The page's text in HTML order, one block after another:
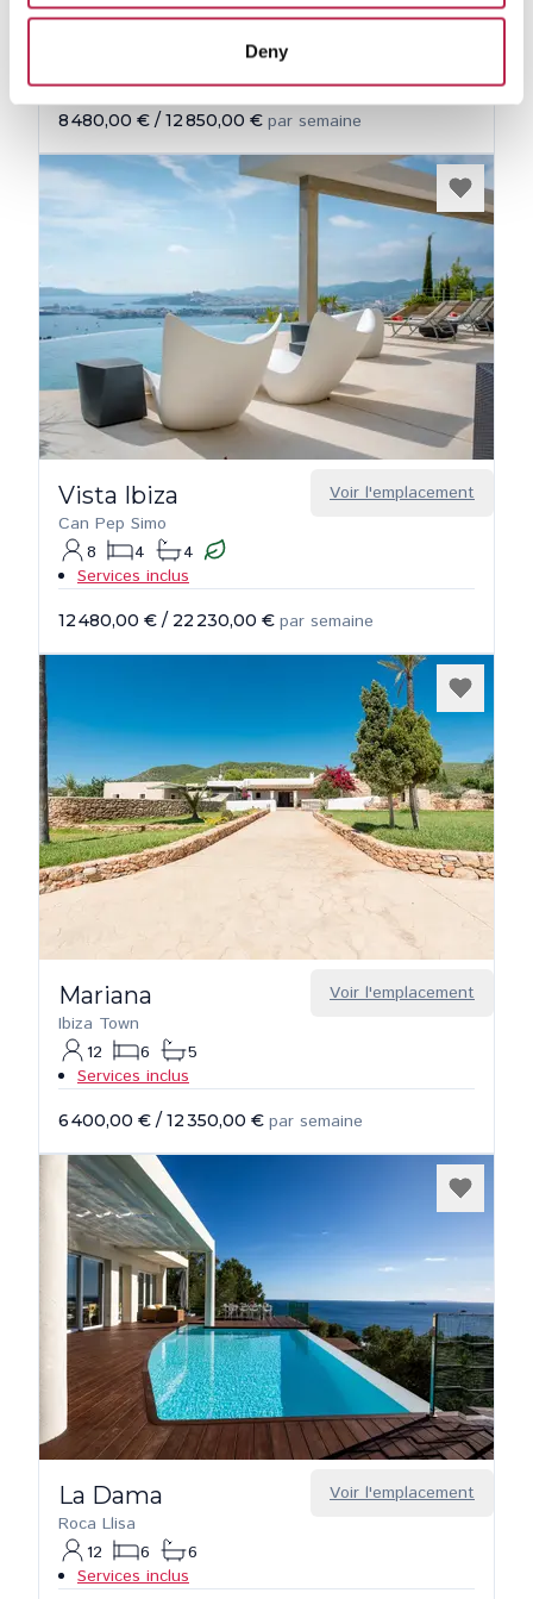
Deny
Voir l'emplacement
Casa Michel
8 480,00 € / 12 850,00 € par semaine
Voir l'emplacement
Vista Ibiza
Can Pep Simo
8
4
4
Services inclus
12 480,00 € / 22 230,00 € par semaine
Voir l'emplacement
Mariana
Ibiza Town
12
6
5
Services inclus
6 400,00 € / 12 350,00 € par semaine
Voir l'emplacement
La Dama
Roca Llisa
12
6
6
Services inclus